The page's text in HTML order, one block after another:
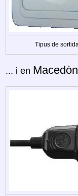
Tipus de
... i en